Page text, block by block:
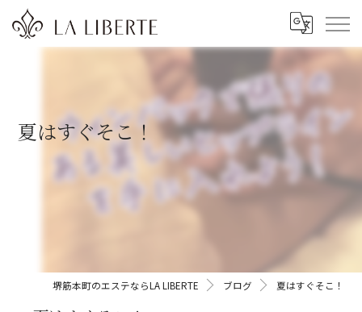
夏はすぐそこ！
堺筋本町のエステならLA LIBERTE ブログ 夏はすぐそこ！